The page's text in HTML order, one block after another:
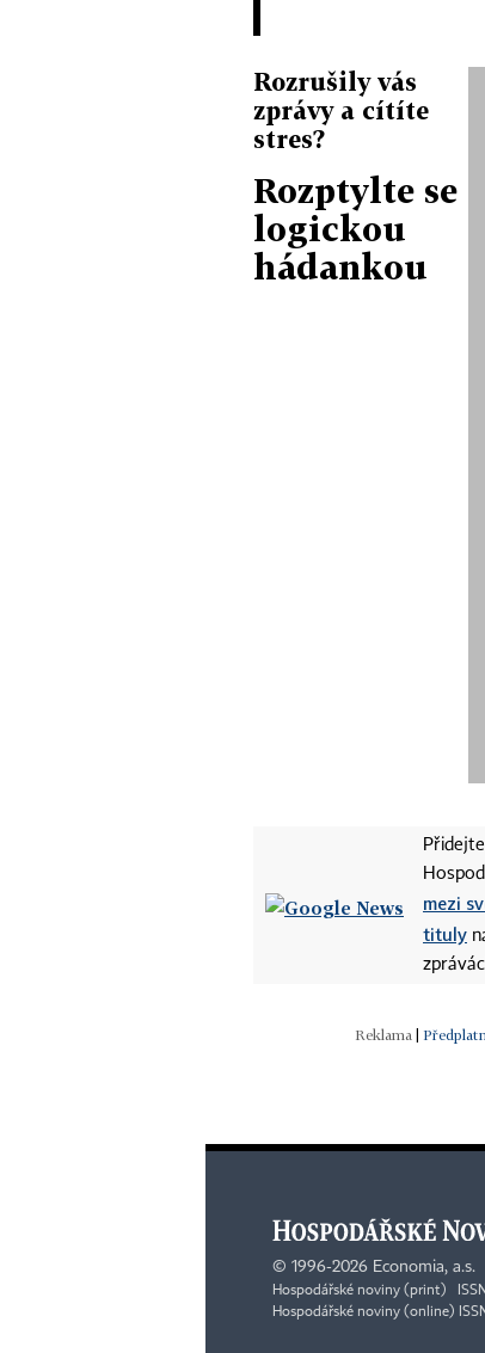
Rozrušily vás
zprávy a cítíte
stres?
Rozptylte se
logickou
hádankou
mezi
tituly
© 1996-2026 Economia, a.s.
Hospodářské noviny (print)
Hospodářské noviny (online)